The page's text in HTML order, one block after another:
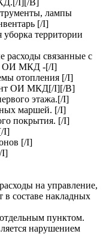
лампы
[/I]
территории
расходы связанные с
ОИ МКД -[/I]
отопления [/I]
ОИ МКД[/I][/B]
этажа.[/I]
маршей. [/I]
покрытия. [/I]
I]
[/I]
I]
на управление,
в составе накладных
пунктом.
нарушением